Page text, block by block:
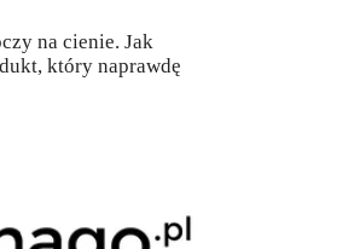
na cienie. Jak
który naprawdę